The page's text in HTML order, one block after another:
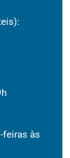
feiras às